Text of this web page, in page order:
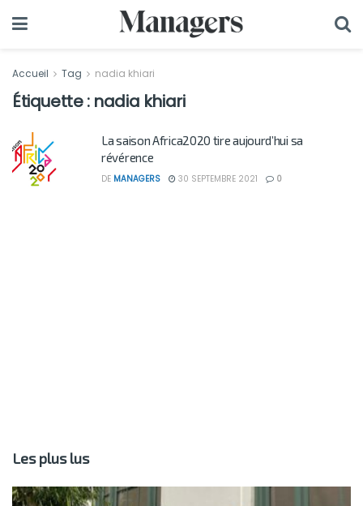
Accueil Tag nadia khiari
Étiquette : nadia khiari
La saison Africa2020 tire aujourd’hui sa
révérence
DE MANAGERS 30 SEPTEMBRE 2021 0
Les plus lus